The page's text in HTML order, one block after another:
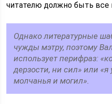
читателю должно быть все
Однако литературные
чужды мэтру, поэтому
использует перифраз:
дерзости, ни сил» или «я
молчанья и могил».